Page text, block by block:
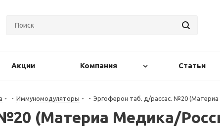
Акции Компания Статьи
- Иммуномодуляторы - Эргоферон таб. д/рассас. №20 (Материа
(Материа Медика/